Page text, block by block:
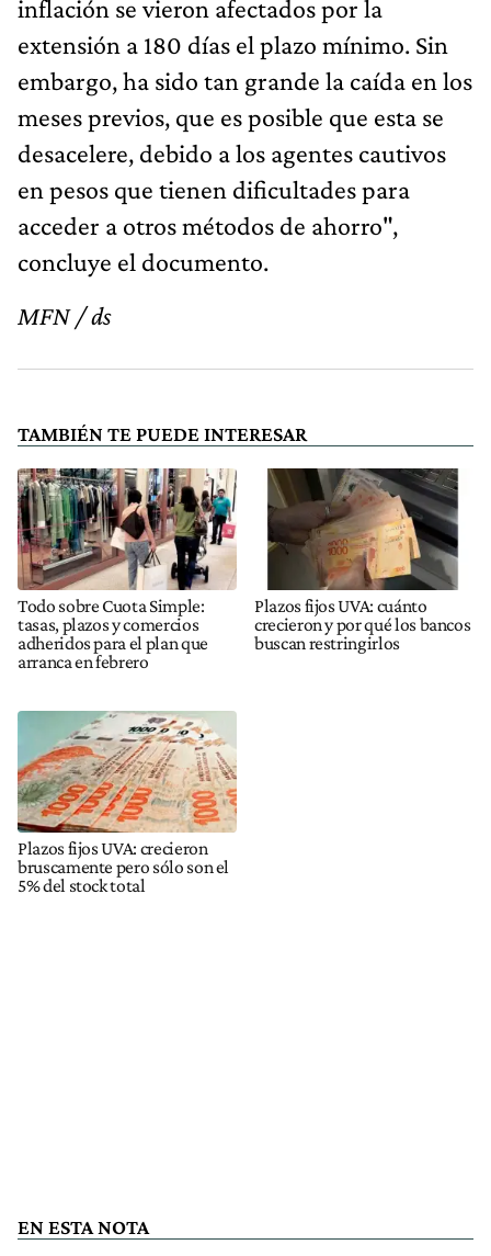
inflación se vieron afectados por la
extensión a 180 días el plazo mínimo. Sin
embargo, ha sido tan grande la caída en los
meses previos, que es posible que esta se
desacelere, debido a los agentes cautivos
en pesos que tienen dificultades para
acceder a otros métodos de ahorro",
concluye el documento.
MFN / ds
TAMBIÉN TE PUEDE INTERESAR
Todo sobre Cuota Simple:
tasas, plazos y comercios
adheridos para el plan que
arranca en febrero
Plazos fijos UVA: cuánto
crecieron y por qué los bancos
buscan restringirlos
Plazos fijos UVA: crecieron
bruscamente pero sólo son el
5% del stock total
EN ESTA NOTA